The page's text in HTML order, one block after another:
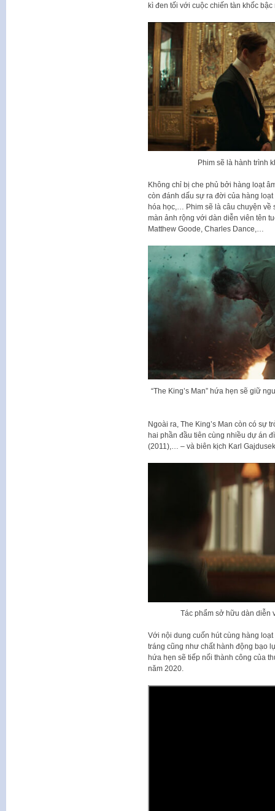
kì đen tối với cuộc chiến tàn khốc bậc
Phim sẽ là hành trình
Không chỉ bị che phủ bởi hàng loạt
còn đánh dấu sự ra đời của hàng
hóa học,… Phim sẽ là câu chuyện về
màn ảnh rộng với dàn diễn viên tên
Matthew Goode, Charles Dance,…
“The King’s Man” hứa hẹn sẽ giữ
Ngoài ra, The King’s Man còn có sự
hai phần đầu tiên cùng nhiều dự án
(2011),… – và biên kịch Karl
Tác phẩm sở hữu dàn diễn
Với nội dung cuốn hút cùng hàng
tráng cũng như chất hành động bạo
hứa hẹn sẽ tiếp nối thành công của
năm 2020.